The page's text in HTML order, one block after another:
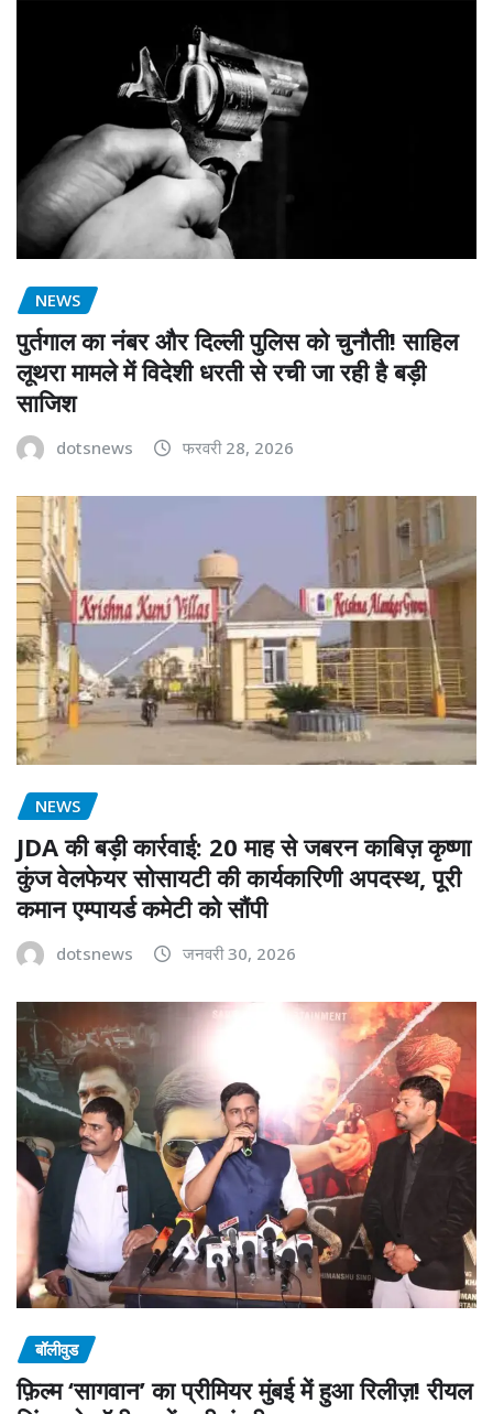
NEWS
पुर्तगाल का नंबर और दिल्ली पुलिस को चुनौती! साहिल
लूथरा मामले में विदेशी धरती से रची जा रही है बड़ी
साजिश
dotsnews फरवरी 28, 2026
NEWS
JDA की बड़ी कार्रवाई: 20 माह से जबरन काबिज़ कृष्णा
कुंज वेलफेयर सोसायटी की कार्यकारिणी अपदस्थ, पूरी
कमान एम्पायर्ड कमेटी को सौंपी
dotsnews जनवरी 30, 2026
बॉलीवुड
फ़िल्म ‘सागवान’ का प्रीमियर मुंबई में हुआ रिलीज़! रीयल